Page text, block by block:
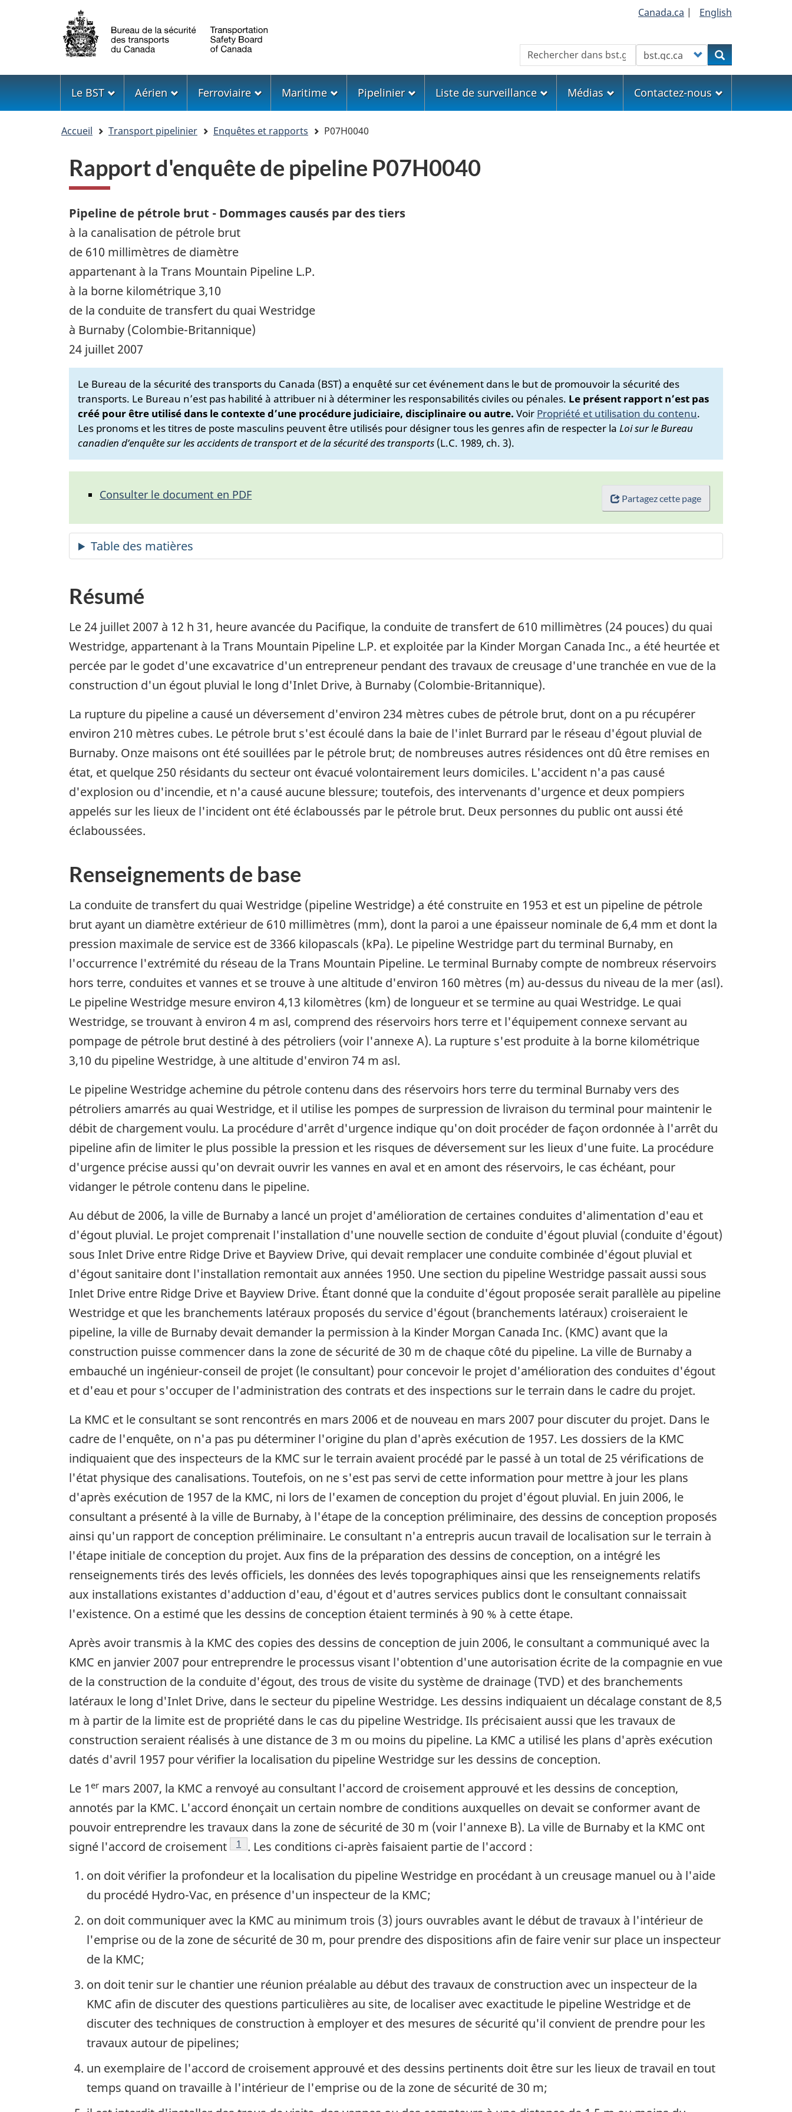
Sélection
de
la
langue
Canada.ca | English
Rechercher Customize your searchRechercher
Menu
Le BST Aérien Ferroviaire Maritime Pipelinier Liste de surveillance Médias Contactez-nous
Accueil Transport pipelinier Enquêtes et rapports P07H0040
Rapport d'enquête de pipeline P07H0040
Pipeline de pétrole brut - Dommages causés par des tiers
à la canalisation de pétrole brut
de 610 millimètres de diamètre
appartenant à la Trans Mountain Pipeline L.P.
à la borne kilométrique 3,10
de la conduite de transfert du quai Westridge
à Burnaby (Colombie-Britannique)
24 juillet 2007
Le Bureau de la sécurité des transports du Canada (BST) a enquêté sur cet événement dans le but de promouvoir la sécurité des
transports. Le Bureau n’est pas habilité à attribuer ni à déterminer les responsabilités civiles ou pénales. Le présent rapport n’est pas
créé pour être utilisé dans le contexte d’une procédure judiciaire, disciplinaire ou autre. Voir Propriété et utilisation du contenu.
Les pronoms et les titres de poste masculins peuvent être utilisés pour désigner tous les genres afin de respecter la Loi sur le Bureau
canadien d’enquête sur les accidents de transport et de la sécurité des transports (L.C. 1989, ch. 3).
Partagez cette page
Consulter le document en PDF
Résumé
Le 24 juillet 2007 à 12 h 31, heure avancée du Pacifique, la conduite de transfert de 610 millimètres (24 pouces) du quai
Westridge, appartenant à la Trans Mountain Pipeline L.P. et exploitée par la Kinder Morgan Canada Inc., a été heurtée et
percée par le godet d'une excavatrice d'un entrepreneur pendant des travaux de creusage d'une tranchée en vue de la
construction d'un égout pluvial le long d'Inlet Drive, à Burnaby (Colombie-Britannique).
La rupture du pipeline a causé un déversement d'environ 234 mètres cubes de pétrole brut, dont on a pu récupérer
environ 210 mètres cubes. Le pétrole brut s'est écoulé dans la baie de l'inlet Burrard par le réseau d'égout pluvial de
Burnaby. Onze maisons ont été souillées par le pétrole brut; de nombreuses autres résidences ont dû être remises en
état, et quelque 250 résidants du secteur ont évacué volontairement leurs domiciles. L'accident n'a pas causé
d'explosion ou d'incendie, et n'a causé aucune blessure; toutefois, des intervenants d'urgence et deux pompiers
appelés sur les lieux de l'incident ont été éclaboussés par le pétrole brut. Deux personnes du public ont aussi été
éclaboussées.
Renseignements de base
La conduite de transfert du quai Westridge (pipeline Westridge) a été construite en 1953 et est un pipeline de pétrole
brut ayant un diamètre extérieur de 610 millimètres (mm), dont la paroi a une épaisseur nominale de 6,4 mm et dont la
pression maximale de service est de 3366 kilopascals (kPa). Le pipeline Westridge part du terminal Burnaby, en
l'occurrence l'extrémité du réseau de la Trans Mountain Pipeline. Le terminal Burnaby compte de nombreux réservoirs
hors terre, conduites et vannes et se trouve à une altitude d'environ 160 mètres (m) au-dessus du niveau de la mer (asl).
Le pipeline Westridge mesure environ 4,13 kilomètres (km) de longueur et se termine au quai Westridge. Le quai
Westridge, se trouvant à environ 4 m asl, comprend des réservoirs hors terre et l'équipement connexe servant au
pompage de pétrole brut destiné à des pétroliers (voir l'annexe A). La rupture s'est produite à la borne kilométrique
3,10 du pipeline Westridge, à une altitude d'environ 74 m asl.
Le pipeline Westridge achemine du pétrole contenu dans des réservoirs hors terre du terminal Burnaby vers des
pétroliers amarrés au quai Westridge, et il utilise les pompes de surpression de livraison du terminal pour maintenir le
débit de chargement voulu. La procédure d'arrêt d'urgence indique qu'on doit procéder de façon ordonnée à l'arrêt du
pipeline afin de limiter le plus possible la pression et les risques de déversement sur les lieux d'une fuite. La procédure
d'urgence précise aussi qu'on devrait ouvrir les vannes en aval et en amont des réservoirs, le cas échéant, pour
vidanger le pétrole contenu dans le pipeline.
Au début de 2006, la ville de Burnaby a lancé un projet d'amélioration de certaines conduites d'alimentation d'eau et
d'égout pluvial. Le projet comprenait l'installation d'une nouvelle section de conduite d'égout pluvial (conduite d'égout)
sous Inlet Drive entre Ridge Drive et Bayview Drive, qui devait remplacer une conduite combinée d'égout pluvial et
d'égout sanitaire dont l'installation remontait aux années 1950. Une section du pipeline Westridge passait aussi sous
Inlet Drive entre Ridge Drive et Bayview Drive. Étant donné que la conduite d'égout proposée serait parallèle au pipeline
Westridge et que les branchements latéraux proposés du service d'égout (branchements latéraux) croiseraient le
pipeline, la ville de Burnaby devait demander la permission à la Kinder Morgan Canada Inc. (KMC) avant que la
construction puisse commencer dans la zone de sécurité de 30 m de chaque côté du pipeline. La ville de Burnaby a
embauché un ingénieur-conseil de projet (le consultant) pour concevoir le projet d'amélioration des conduites d'égout
et d'eau et pour s'occuper de l'administration des contrats et des inspections sur le terrain dans le cadre du projet.
La KMC et le consultant se sont rencontrés en mars 2006 et de nouveau en mars 2007 pour discuter du projet. Dans le
cadre de l'enquête, on n'a pas pu déterminer l'origine du plan d'après exécution de 1957. Les dossiers de la KMC
indiquaient que des inspecteurs de la KMC sur le terrain avaient procédé par le passé à un total de 25 vérifications de
l'état physique des canalisations. Toutefois, on ne s'est pas servi de cette information pour mettre à jour les plans
d'après exécution de 1957 de la KMC, ni lors de l'examen de conception du projet d'égout pluvial. En juin 2006, le
consultant a présenté à la ville de Burnaby, à l'étape de la conception préliminaire, des dessins de conception proposés
ainsi qu'un rapport de conception préliminaire. Le consultant n'a entrepris aucun travail de localisation sur le terrain à
l'étape initiale de conception du projet. Aux fins de la préparation des dessins de conception, on a intégré les
renseignements tirés des levés officiels, les données des levés topographiques ainsi que les renseignements relatifs
aux installations existantes d'adduction d'eau, d'égout et d'autres services publics dont le consultant connaissait
l'existence. On a estimé que les dessins de conception étaient terminés à 90 % à cette étape.
Après avoir transmis à la KMC des copies des dessins de conception de juin 2006, le consultant a communiqué avec la
KMC en janvier 2007 pour entreprendre le processus visant l'obtention d'une autorisation écrite de la compagnie en vue
de la construction de la conduite d'égout, des trous de visite du système de drainage (TVD) et des branchements
latéraux le long d'Inlet Drive, dans le secteur du pipeline Westridge. Les dessins indiquaient un décalage constant de 8,5
m à partir de la limite est de propriété dans le cas du pipeline Westridge. Ils précisaient aussi que les travaux de
construction seraient réalisés à une distance de 3 m ou moins du pipeline. La KMC a utilisé les plans d'après exécution
datés d'avril 1957 pour vérifier la localisation du pipeline Westridge sur les dessins de conception.
Le 1 er mars 2007, la KMC a renvoyé au consultant l'accord de croisement approuvé et les dessins de conception,
annotés par la KMC. L'accord énonçait un certain nombre de conditions auxquelles on devait se conformer avant de
pouvoir entreprendre les travaux dans la zone de sécurité de 30 m (voir l'annexe B). La ville de Burnaby et la KMC ont
signé l'accord de croisement
Note de bas de page
1
. Les conditions ci-après faisaient partie de l'accord :
on doit vérifier la profondeur et la localisation du pipeline Westridge en procédant à un creusage manuel ou à l'aide
du procédé Hydro-Vac, en présence d'un inspecteur de la KMC;
on doit communiquer avec la KMC au minimum trois (3) jours ouvrables avant le début de travaux à l'intérieur de
l'emprise ou de la zone de sécurité de 30 m, pour prendre des dispositions afin de faire venir sur place un inspecteur
de la KMC;
on doit tenir sur le chantier une réunion préalable au début des travaux de construction avec un inspecteur de la
KMC afin de discuter des questions particulières au site, de localiser avec exactitude le pipeline Westridge et de
discuter des techniques de construction à employer et des mesures de sécurité qu'il convient de prendre pour les
travaux autour de pipelines;
un exemplaire de l'accord de croisement approuvé et des dessins pertinents doit être sur les lieux de travail en tout
temps quand on travaille à l'intérieur de l'emprise ou de la zone de sécurité de 30 m;